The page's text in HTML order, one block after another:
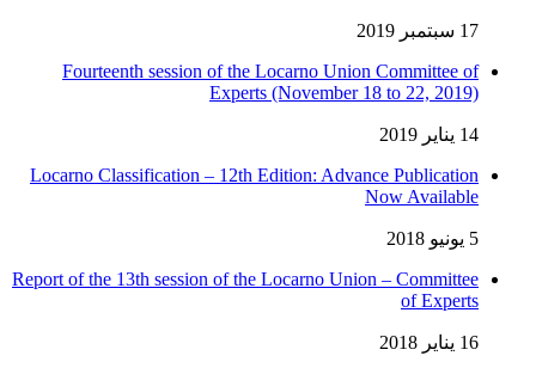
17 سبتمبر 2019
Fourteenth session of the Locarno Union Committee of
Experts (November 18 to 22, 2019)
14 يناير 2019
Locarno Classification – 12th Edition: Advance Publication
Now Available
5 يونيو 2018
Report of the 13th session of the Locarno Union – Committee
of Experts
16 يناير 2018